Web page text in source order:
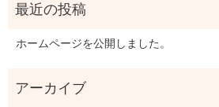
ホームページを公開しました。